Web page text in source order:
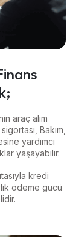
araç alım
Bakım,
yardımcı
yaşayabilir.
kredi
ödeme gücü